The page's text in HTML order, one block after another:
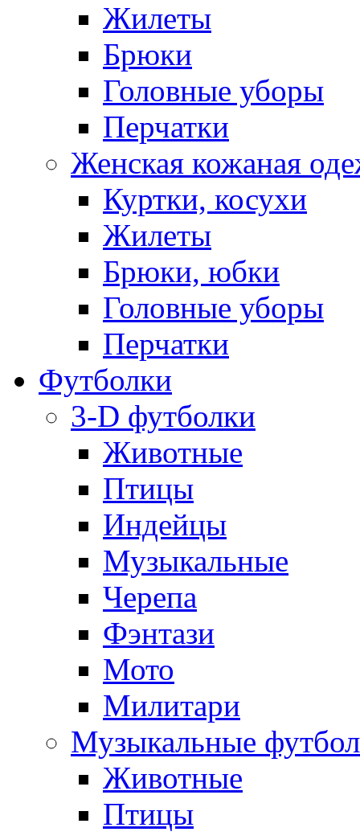
Жилеты
Брюки
Головные уборы
Перчатки
Женская кожаная
Куртки, косухи
Жилеты
Брюки, юбки
Головные уборы
Перчатки
Футболки
3-D футболки
Животные
Птицы
Индейцы
Музыкальные
Черепа
Фэнтази
Мото
Милитари
Музыкальные
Животные
Птицы